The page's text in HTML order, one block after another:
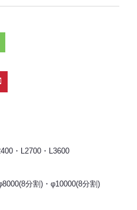
・L2700・L3600
分割)・φ10000(8分割)